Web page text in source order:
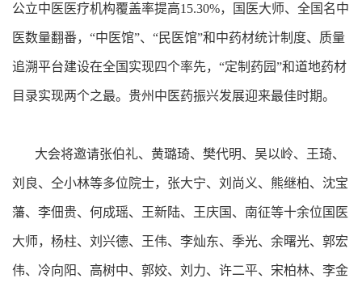
公立中医医疗机构覆盖率提高15.30%，国医大师、全国名中
医数量翻番，“中医馆”、“民医馆”和中药材统计制度、质量
追溯平台建设在全国实现四个率先，“定制药园”和道地药材
目录实现两个之最。贵州中医药振兴发展迎来最佳时期。
大会将邀请张伯礼、黄璐琦、樊代明、吴以岭、王琦、
刘良、仝小林等多位院士，张大宁、刘尚义、熊继柏、沈宝
藩、李佃贵、何成瑶、王新陆、王庆国、南征等十余位国医
大师，杨柱、刘兴德、王伟、李灿东、季光、余曙光、郭宏
伟、冷向阳、高树中、郭姣、刘力、许二平、宋柏林、李金